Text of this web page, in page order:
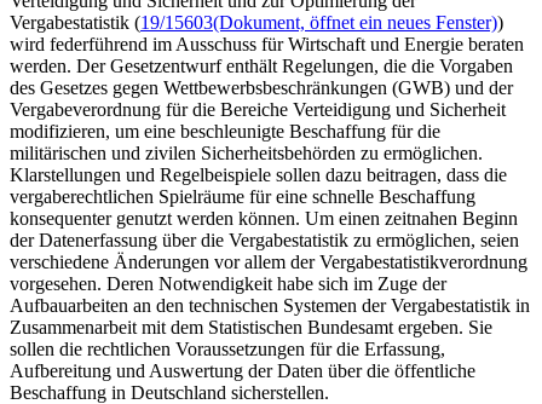
Vergabestatistik (19/15603(Dokument, öffnet ein neues Fenster))
wird federführend im Ausschuss für Wirtschaft und Energie beraten
werden. Der Gesetzentwurf enthält Regelungen, die die Vorgaben
des Gesetzes gegen Wettbewerbsbeschränkungen (GWB) und der
Vergabeverordnung für die Bereiche Verteidigung und Sicherheit
modifizieren, um eine beschleunigte Beschaffung für die
militärischen und zivilen Sicherheitsbehörden zu ermöglichen.
Klarstellungen und Regelbeispiele sollen dazu beitragen, dass die
vergaberechtlichen Spielräume für eine schnelle Beschaffung
konsequenter genutzt werden können. Um einen zeitnahen Beginn
der Datenerfassung über die Vergabestatistik zu ermöglichen, seien
verschiedene Änderungen vor allem der Vergabestatistikverordnung
vorgesehen. Deren Notwendigkeit habe sich im Zuge der
Aufbauarbeiten an den technischen Systemen der Vergabestatistik in
Zusammenarbeit mit dem Statistischen Bundesamt ergeben. Sie
sollen die rechtlichen Voraussetzungen für die Erfassung,
Aufbereitung und Auswertung der Daten über die öffentliche
Beschaffung in Deutschland sicherstellen.